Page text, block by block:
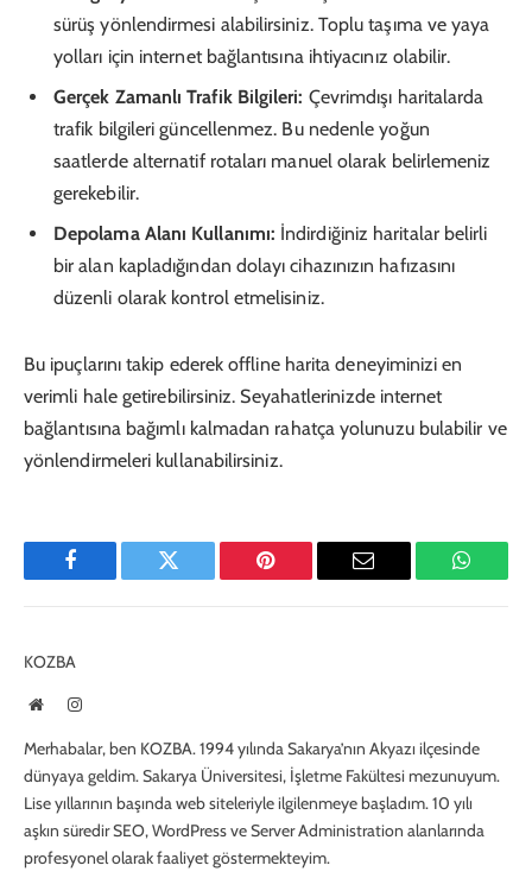
sürüş yönlendirmesi alabilirsiniz. Toplu taşıma ve yaya
yolları için internet bağlantısına ihtiyacınız olabilir.
Gerçek Zamanlı Trafik Bilgileri: Çevrimdışı haritalarda
trafik bilgileri güncellenmez. Bu nedenle yoğun
saatlerde alternatif rotaları manuel olarak belirlemeniz
gerekebilir.
Depolama Alanı Kullanımı: İndirdiğiniz haritalar belirli
bir alan kapladığından dolayı cihazınızın hafızasını
düzenli olarak kontrol etmelisiniz.
Bu ipuçlarını takip ederek offline harita deneyiminizi en
verimli hale getirebilirsiniz. Seyahatlerinizde internet
bağlantısına bağımlı kalmadan rahatça yolunuzu bulabilir ve
yönlendirmeleri kullanabilirsiniz.
Facebook Twitter Pinterest
E-
KOZBA
WebsiteInstagram
Merhabalar, ben KOZBA. 1994 yılında Sakarya’nın Akyazı ilçesinde
dünyaya geldim. Sakarya Üniversitesi, İşletme Fakültesi mezunuyum.
Lise yıllarının başında web siteleriyle ilgilenmeye başladım. 10 yılı
aşkın süredir SEO, WordPress ve Server Administration alanlarında
profesyonel olarak faaliyet göstermekteyim.